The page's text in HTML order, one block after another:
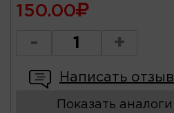
150.00
- +
Написать отзыв
Показать аналоги